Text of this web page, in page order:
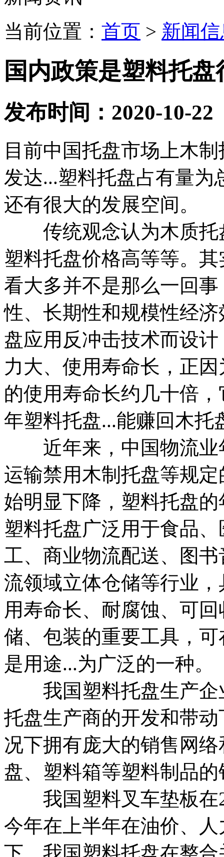
当前位置： 首页 > 新闻
国内政策是塑料托
发布时间：2020-10-22
目前中国托盘市场上木
发达...塑料托盘占有量为
还有很大的发展空间。
传统观念认为木质托
塑料托盘价格高等等。
看大多并不是那么一回
性、长期性和规模性经
盘应用反冲击技术而设
力大、使用寿命长，正
的使用寿命长约几十倍
年塑料托盘...能赚回木托
近年来，中国物流业
运输禁用木制托盘等规
始明显下降，塑料托盘
塑料托盘广泛用于食品
工、商业物流配送、图
流领域立体仓储等行业
用寿命长、耐腐蚀、可
储、包装的重要工具，
是用途...为广泛的一种。
我国塑料托盘生产企
托盘生产商的开发和带
况下拥有庞大的销售网
盘、塑料箱等塑料制品
我国塑料叉车垫板在
今年在上半年在油价、
下，我国塑料托盘在整